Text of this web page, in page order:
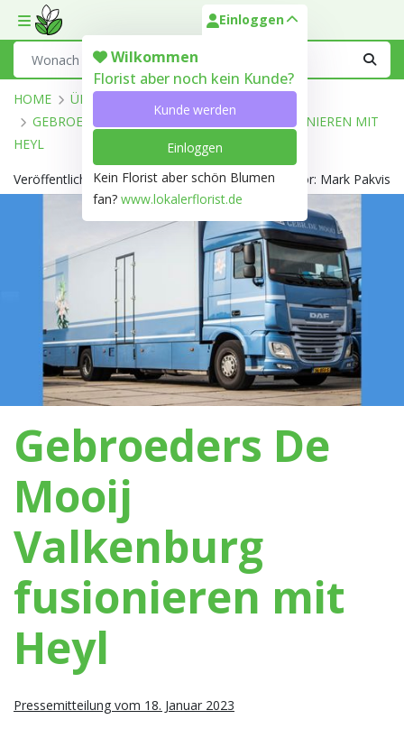
Toggle mobile menu
Einloggen
Wilkommen
Florist aber noch kein Kunde?
Kunde werden
Einloggen
Kein Florist aber schön Blumen
fan? www.lokalerflorist.de
HOME ÜBER UNS
GEBROEDERS DE MOOIJ VALKENBURG FUSIONIEREN MIT
HEYL
Veröffentlicht am 20.01.2023 Autor: Mark Pakvis
Gebroeders De
Mooij
Valkenburg
fusionieren mit
Heyl
Pressemitteilung vom 18. Januar 2023